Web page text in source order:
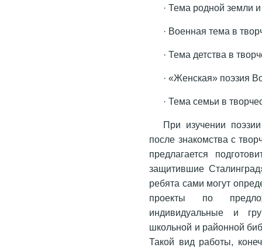
· Тема родной земли
· Военная тема в
· Тема детства в
· «Женская» поэзия
· Тема семьи в
При изучении
после знакомства с
предлагается
защитившие
ребята сами могут
проекты по
индивидуальные и
школьной и районной
Такой вид работы,